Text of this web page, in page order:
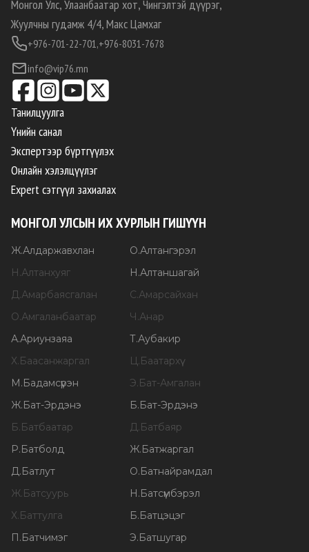
Монгол Улс, Улаанбаатар хот, Чингэлтэй дүүрэг,
Жуулчны гудамж 4/4, Макс Цамхаг
+976-701-22-701,+976-8031-7678
info@vip76.mn
Танилцуулга
Үнийн санал
Экспертээр бүртгүүлэх
Онлайн хэлэлцүүлэг
Expert сэтгүүл захиалах
МОНГОЛ УЛСЫН ИХ ХУРЛЫН ГИШҮҮН
Ж.Алдаржавхлан О.Алтангэрэл
Н.Алтанхуяг Н.Алтаншагай
Д.Амарбаясгалан С.Амарсайхан
О.Амгаланбаатар Ч.Анар
А.Ариунзаяа Т.Аубакир
Х.Баасанжаргал Ц.Баатархүү
М.Бадамсүрэн Э.Бат-Амгалан
Ж.Бат-Эрдэнэ Б.Бат-Эрдэнэ
Б.Батбаатар Д.Батбаяр
Р.Батболд Ж.Батжаргал
Д.Батлут О.Батнайрамдал
Ж.Батсуурь Н.Батсүмбэрэл
Х.Баттулга Б.Батцэцэг
П.Батчимэг Э.Батшугар